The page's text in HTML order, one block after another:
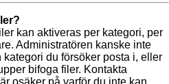
kan aktiveras per kategori, per
Administratören kanske inte
du försöker posta i, eller
bifoga filer. Kontakta
osäker på varför du inte kan